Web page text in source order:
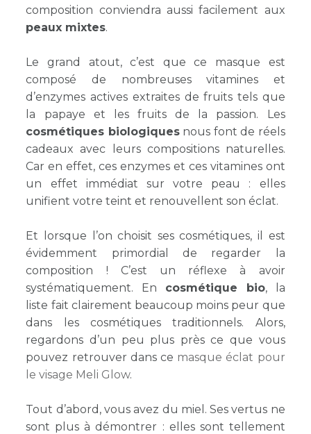
composition conviendra aussi facilement aux
peaux mixtes.
Le grand atout, c’est que ce masque est
composé de nombreuses vitamines et
d’enzymes actives extraites de fruits tels que
la papaye et les fruits de la passion. Les
cosmétiques biologiquesnous font de réels
cadeaux avec leurs compositions naturelles.
Car en effet, ces enzymes et ces vitamines ont
un effet immédiat sur votre peau : elles
unifient votre teint et renouvellent son éclat.
Et lorsque l’on choisit ses cosmétiques, il est
évidemment primordial de regarder la
composition ! C’est un réflexe à avoir
systématiquement. En cosmétique bio, la
liste fait clairement beaucoup moins peur que
dans les cosmétiques traditionnels. Alors,
regardons d’un peu plus près ce que vous
pouvez retrouver dans ce masque éclat pour
le visage Meli Glow.
Tout d’abord, vous avez du miel. Ses vertus ne
sont plus à démontrer : elles sont tellement